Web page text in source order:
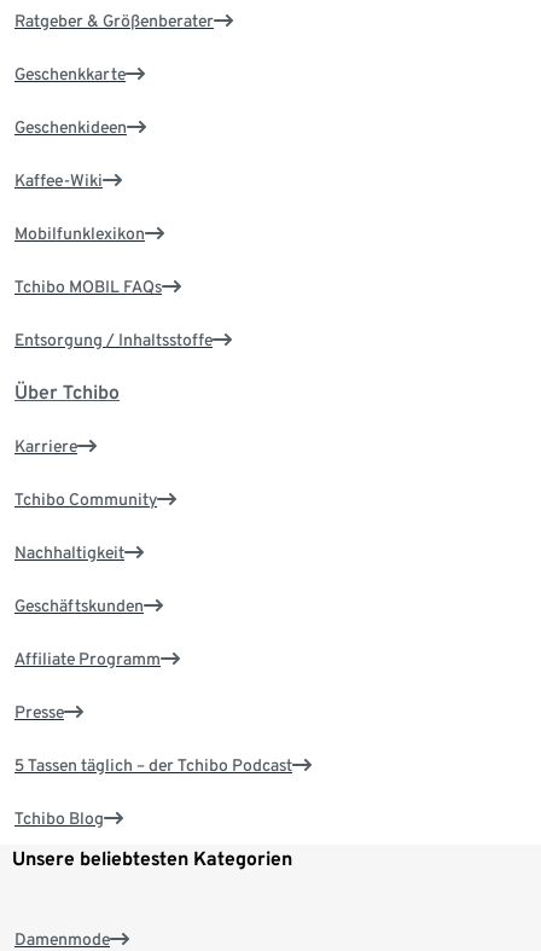
Ratgeber & Größenberater
Geschenkkarte
Geschenkideen
Kaffee-Wiki
Mobilfunklexikon
Tchibo MOBIL FAQs
Entsorgung / Inhaltsstoffe
Über Tchibo
Karriere
Tchibo Community
Nachhaltigkeit
Geschäftskunden
Affiliate Programm
Presse
5 Tassen täglich – der Tchibo Podcast
Tchibo Blog
Unsere beliebtesten Kategorien
Damenmode